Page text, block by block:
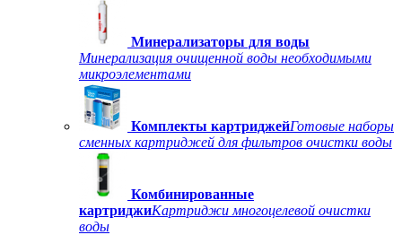
Минерализаторы для воды
Минерализация очищенной воды необходимыми
микроэлементами
Комплекты картриджейГотовые наборы
сменных картриджей для фильтров очистки воды
Комбинированные
картриджиКартриджи многоцелевой очистки
воды